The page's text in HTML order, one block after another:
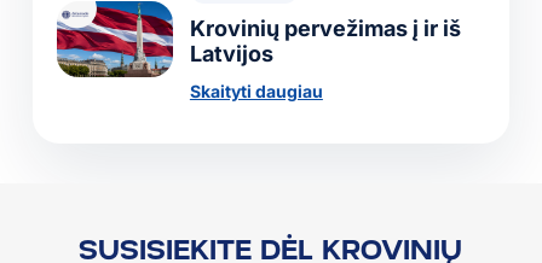
Krovinių pervežimas į ir iš
Latvijos
Skaityti daugiau
SUSISIEKITE DĖL KROVINIŲ